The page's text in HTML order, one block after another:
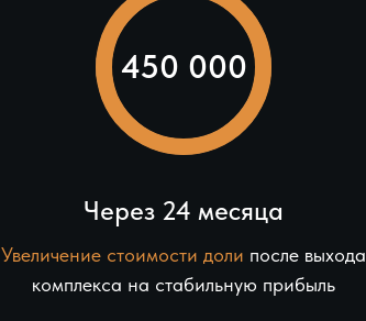
450 000
Через 24 месяца
Увеличение стоимости доли после выхода
комплекса на стабильную прибыль